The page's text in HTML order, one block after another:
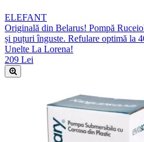
ELEFANT
Originală din Belarus! Pompă
și puțuri înguste. Refulare optimă la
Unelte La Lorena!
209 Lei